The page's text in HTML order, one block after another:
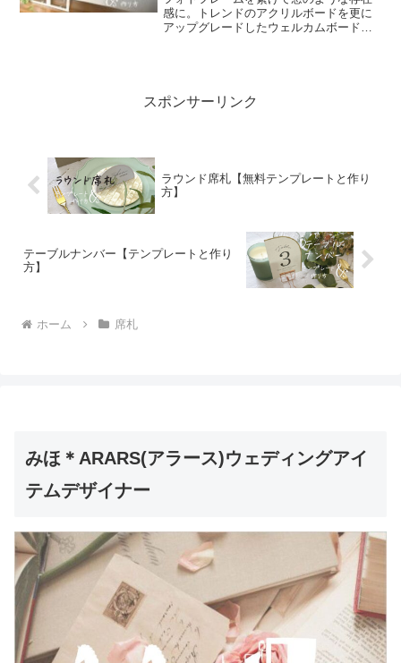
感に。トレンドのアクリルボードを更に
アップグレードしたウェルカムボードで
スポンサーリンク
ラウンド席札【無料テンプレートと作り
方】
テーブルナンバー【テンプレートと作り
方】
ホーム 席札
みほ＊ARARS(アラース)ウェディングアイ
テムデザイナー